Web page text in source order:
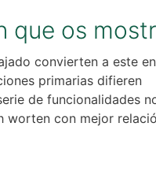
que os
convierten a este
primarias difieren
de funcionalidades
worten con mejor